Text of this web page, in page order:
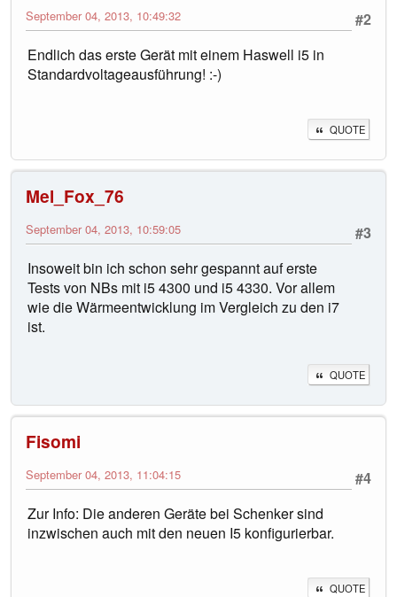
#2
September 04, 2013, 10:49:32
Endlich das erste Gerät mit einem Haswell i5 in
Standardvoltageausführung! :-)
QUOTE
Mel_Fox_76
#3
September 04, 2013, 10:59:05
Insoweit bin ich schon sehr gespannt auf erste
Tests von NBs mit i5 4300 und i5 4330. Vor allem
wie die Wärmeentwicklung im Vergleich zu den i7
ist.
QUOTE
Fisomi
#4
September 04, 2013, 11:04:15
Zur Info: Die anderen Geräte bei Schenker sind
inzwischen auch mit den neuen I5 konfigurierbar.
QUOTE